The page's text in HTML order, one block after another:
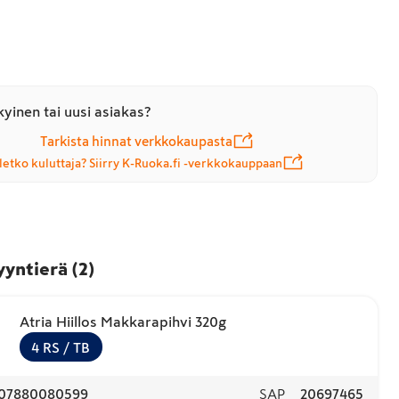
tai uusi asiakas?
Tarkista hinnat verkkokaupasta
kuluttaja? Siirry K-Ruoka.fi -verkkokauppaan
(2)
Atria Hiillos Makkarapihvi 320g
4 RS / TB
SAP 20697465